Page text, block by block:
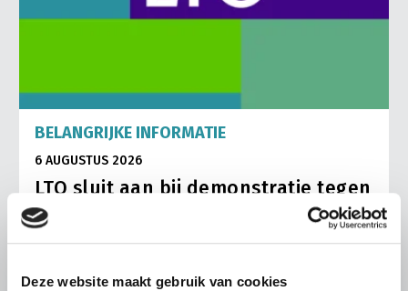
Deze website maakt gebruik van cookies
BELANGRIJKE INFORMATIE
6 AUGUSTUS 2026
LTO sluit aan bij demonstratie tegen
dreigende onteigening
pluimveehouders
leden op om op vrijdagochtend 14 augustus massaal naar